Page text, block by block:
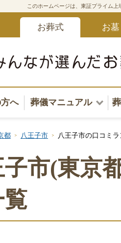
このホームページは、東証プライム
お葬式 お墓
へ 葬儀マニュアル
葬儀マニュアル一覧
葬儀安心サポート
葬儀の準備〜葬儀後
都 八王子市 八王子市の口コミ
子市(東京